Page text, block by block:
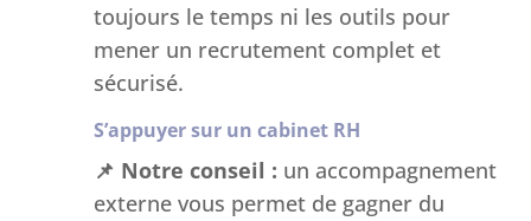
toujours le temps ni les outils pour
mener un recrutement complet et
sécurisé.
S’appuyer sur un cabinet RH
📌 Notre conseil : un accompagnement
externe vous permet de gagner du